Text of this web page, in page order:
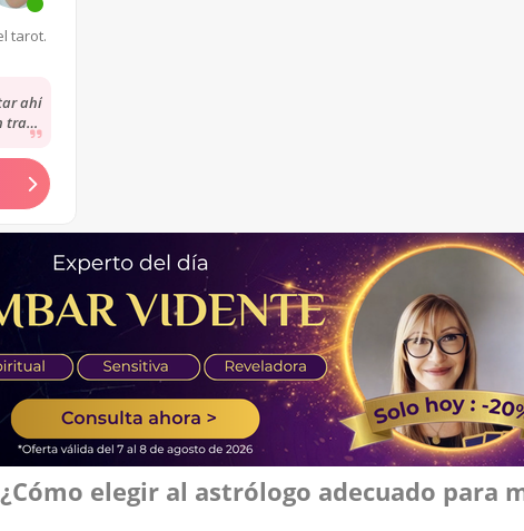
tarot.
ahí
trato
¿Cómo elegir al astrólogo adecuado para